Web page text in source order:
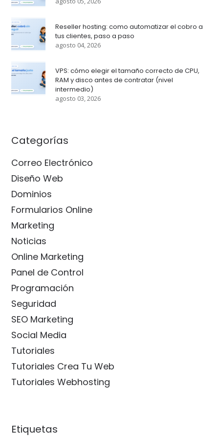
Reseller hosting: como automatizar el cobro a
tus clientes, paso a paso
agosto 04, 2026
VPS: cómo elegir el tamaño correcto de CPU,
RAM y disco antes de contratar (nivel
intermedio)
agosto 03, 2026
Categorías
Correo Electrónico
Diseño Web
Dominios
Formularios Online
Marketing
Noticias
Online Marketing
Panel de Control
Programación
Seguridad
SEO Marketing
Social Media
Tutoriales
Tutoriales Crea Tu Web
Tutoriales Webhosting
Etiquetas